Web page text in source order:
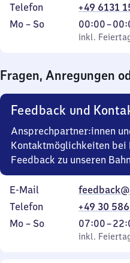
Telefon
+49 6131
Montag
Mo – So,
inkl. Feiertage
00:00–
Von
0
0
Uhr
inkl.
Fragen, Anregungen
Feedback und
Ansprechpartner:innen
Kontaktmöglichkeiten bei
Feedback zu unseren
E-Mail
Telefon
+49 30
Montag
Mo – So,
inkl. Feiertage
07:00–
Von
7
inkl.